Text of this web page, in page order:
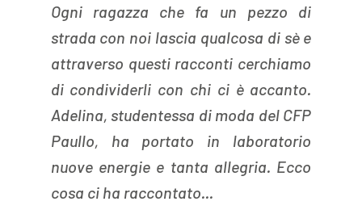
Ogni ragazza che fa un pezzo di
strada con noi lascia qualcosa di sè e
attraverso questi racconti cerchiamo
di condividerli con chi ci è accanto.
Adelina, studentessa di moda del CFP
Paullo, ha portato in laboratorio
nuove energie e tanta allegria. Ecco
cosa ci ha raccontato...